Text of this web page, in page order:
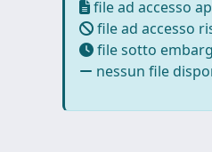
file ad accesso
file ad accesso
file sotto
nessun file